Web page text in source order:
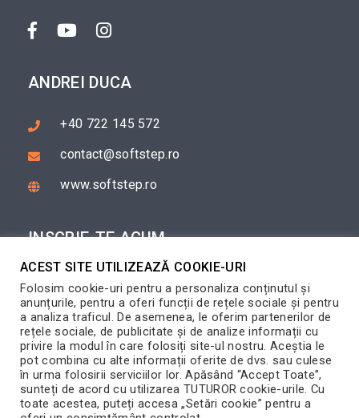
ANDREI DUCA
+40 722 145 572
contact@softstep.ro
www.softstep.ro
INSCRIE-TE ACUM
contacta in cel mai scurt timp posibil.
INSCRIE-TE
ACEST SITE UTILIZEAZĂ COOKIE-URI
Folosim cookie-uri pentru a personaliza conținutul și
anunțurile, pentru a oferi funcții de rețele sociale și pentru
a analiza traficul. De asemenea, le oferim partenerilor de
rețele sociale, de publicitate și de analize informații cu
privire la modul în care folosiți site-ul nostru. Aceștia le
pot combina cu alte informații oferite de dvs. sau culese
în urma folosirii serviciilor lor. Apăsând “Accept Toate”,
sunteți de acord cu utilizarea TUTUROR cookie-urile. Cu
toate acestea, puteți accesa „Setări cookie” pentru a